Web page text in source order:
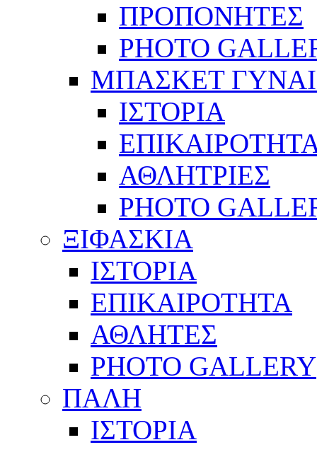
ΠΡΟΠΟΝΗΤΕΣ
PHOTO
ΜΠΑΣΚΕΤ
ΙΣΤΟΡΙΑ
ΑΘΛΗΤΡΙΕΣ
PHOTO
ΞΙΦΑΣΚΙΑ
ΙΣΤΟΡΙΑ
ΕΠΙΚΑΙΡΟΤΗΤΑ
ΑΘΛΗΤΕΣ
PHOTO GALLERY
ΠΑΛΗ
ΙΣΤΟΡΙΑ